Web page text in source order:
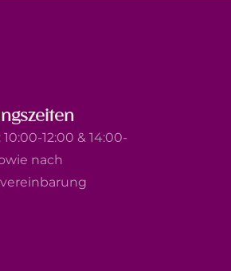
10:00-12:00 & 14:00-
nach